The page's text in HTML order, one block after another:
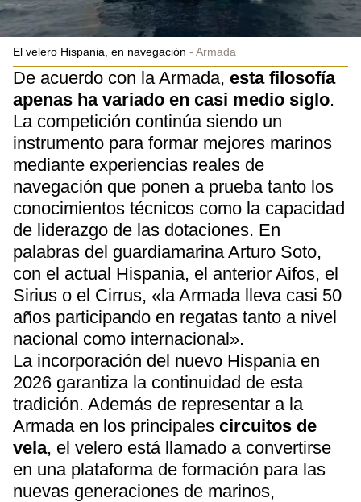
El velero Hispania, en navegación Armada
De acuerdo con la Armada, esta filosofía
apenas ha variado en casi medio siglo.
La competición continúa siendo un
instrumento para formar mejores marinos
mediante experiencias reales de
navegación que ponen a prueba tanto los
conocimientos técnicos como la capacidad
de liderazgo de las dotaciones. En
palabras del guardiamarina Arturo Soto,
con el actual Hispania, el anterior Aifos, el
Sirius o el Cirrus, «la Armada lleva casi 50
años participando en regatas tanto a nivel
nacional como internacional».
La incorporación del nuevo Hispania en
2026 garantiza la continuidad de esta
tradición. Además de representar a la
Armada en los principales circuitos de
vela, el velero está llamado a convertirse
en una plataforma de formación para las
nuevas generaciones de marinos,